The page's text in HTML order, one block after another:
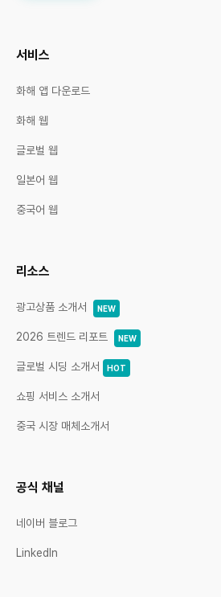
서비스
화해 앱 다운로드
화해 웹
글로벌 웹
일본어 웹
중국어 웹
리소스
광고상품 소개서 NEW
2026 트렌드 리포트 NEW
글로벌 시딩 소개서 HOT
쇼핑 서비스 소개서
중국 시장 매체소개서
공식 채널
네이버 블로그
LinkedIn